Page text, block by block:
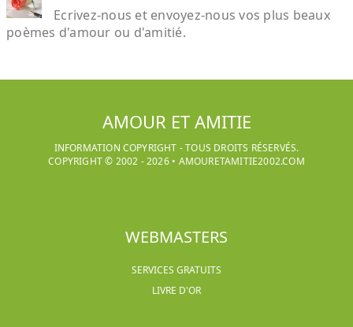
Ecrivez-nous et envoyez-nous vos plus beaux
poèmes d'amour ou d'amitié.
AMOUR ET AMITIE
INFORMATION COPYRIGHT - TOUS DROITS RÉSERVÉS.
COPYRIGHT © 2002 -2026• AMOURETAMITIE2002.COM
WEBMASTERS
SERVICES GRATUITS
LIVRE D'OR